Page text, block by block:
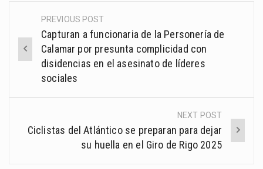
Post
navigation
PREVIOUS POST
Capturan a funcionaria de la Personería de
Calamar por presunta complicidad con
disidencias en el asesinato de líderes
sociales
NEXT POST
Ciclistas del Atlántico se preparan para dejar
su huella en el Giro de Rigo 2025